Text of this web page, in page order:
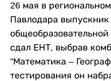
26 мая в
Павлодара
сдал ЕНТ, выбрав
"Математика –
тестирования он